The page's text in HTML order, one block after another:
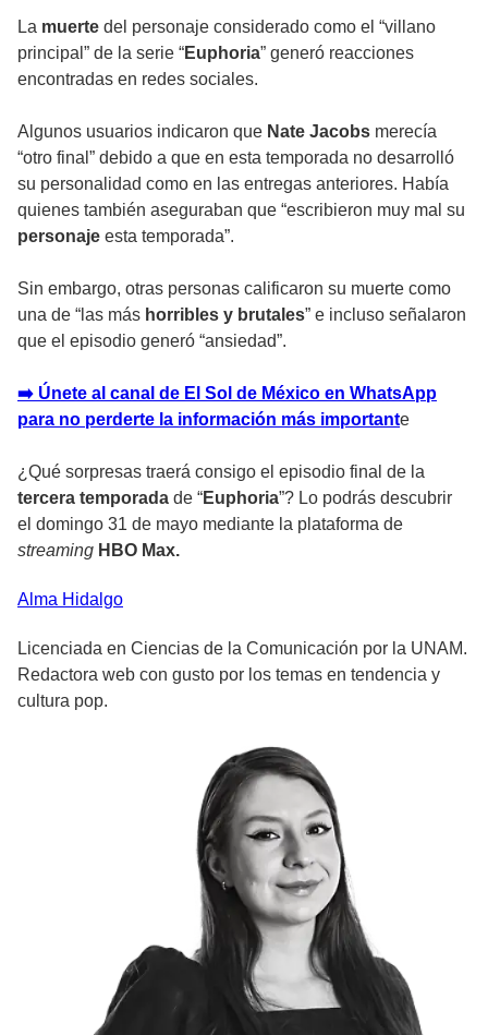
La muerte del personaje considerado como el “villano
principal ” de la serie “Euphoria” generó reacciones
encontradas en redes sociales.
Algunos usuarios indicaron que Nate Jacobs merecía
“otro final” debido a que en esta temporada no desarrolló
su personalidad como en las entregas anteriores. Había
quienes también aseguraban que “escribieron muy mal su
personaje esta temporada”.
Sin embargo, otras personas calificaron su muerte como
una de “las más horribles y brutales” e incluso señalaron
que el episodio generó “ansiedad”.
➡️ Únete al canal de El Sol de México en WhatsApp
para no perderte la información más importante
¿Qué sorpresas traerá consigo el episodio final de la
tercera temporada de “Euphoria”? Lo podrás descubrir
el domingo 31 de mayo mediante la plataforma de
streaming HBO Max.
Alma Hidalgo
Licenciada en Ciencias de la Comunicación por la UNAM.
Redactora web con gusto por los temas en tendencia y
cultura pop.